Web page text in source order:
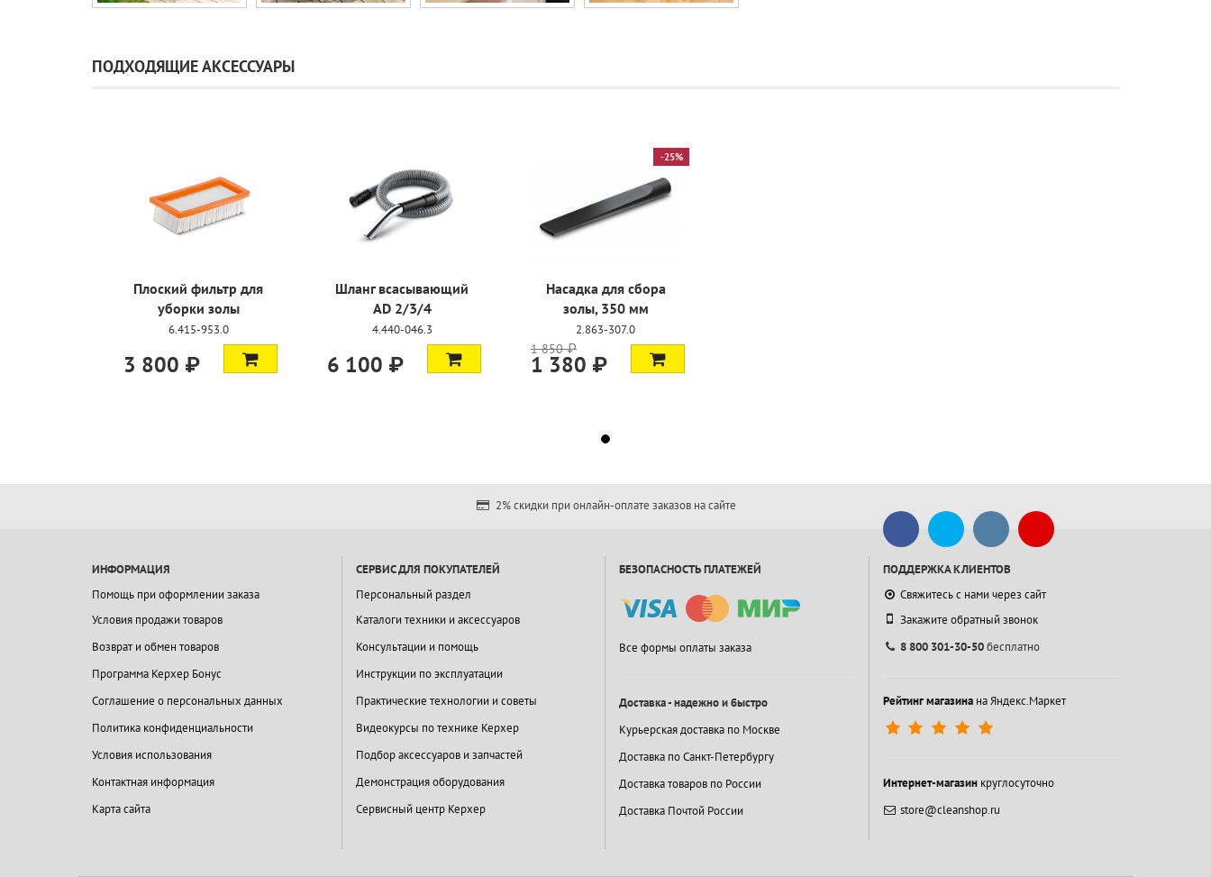
ПОДХОДЯЩИЕ АКСЕССУАРЫ
Плоский фильтр для
уборки золы
6.415-953.0
3 800 ₽
Шланг всасывающий
AD 2/3/4
4.440-046.3
6 100 ₽
-25%
Насадка для сбора
золы, 350 мм
2.863-307.0
1 850 ₽
1 380 ₽
2% скидки при онлайн-оплате заказов на сайте
ИНФОРМАЦИЯ
Помощь при оформлении заказа
Условия продажи товаров
Возврат и обмен товаров
Программа Керхер Бонус
Соглашение о персональных данных
Политика конфиденциальности
Условия использования
Контактная информация
Карта сайта
СЕРВИС ДЛЯ ПОКУПАТЕЛЕЙ
Персональный раздел
Каталоги техники и аксессуаров
Консультации и помощь
Инструкции по эксплуатации
Практические технологии и советы
Видеокурсы по технике Керхер
Подбор аксессуаров и запчастей
Демонстрация оборудования
Сервисный центр Керхер
БЕЗОПАСНОСТЬ ПЛАТЕЖЕЙ
Все формы оплаты заказа
Доставка - надежно и быстро
Курьерская доставка по Москве
Доставка по Санкт-Петербургу
Доставка товаров по России
Доставка Почтой России
ПОДДЕРЖКА КЛИЕНТОВ
Свяжитесь с нами через сайт
Закажите обратный звонок
8 800 301-30-50бесплатно
Рейтинг магазинана Яндекс.Маркет
Интернет-магазинкруглосуточно
store@cleanshop.ru